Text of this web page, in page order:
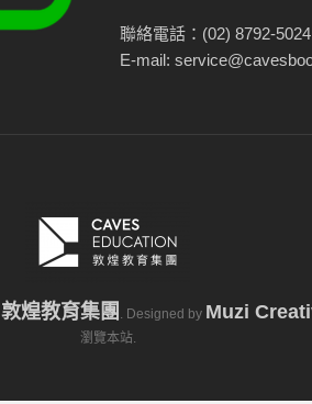
聯絡電話：(02) 8792-5024
E-mail:
敦煌教育集團 . Designed by Muzi
瀏覽本站.